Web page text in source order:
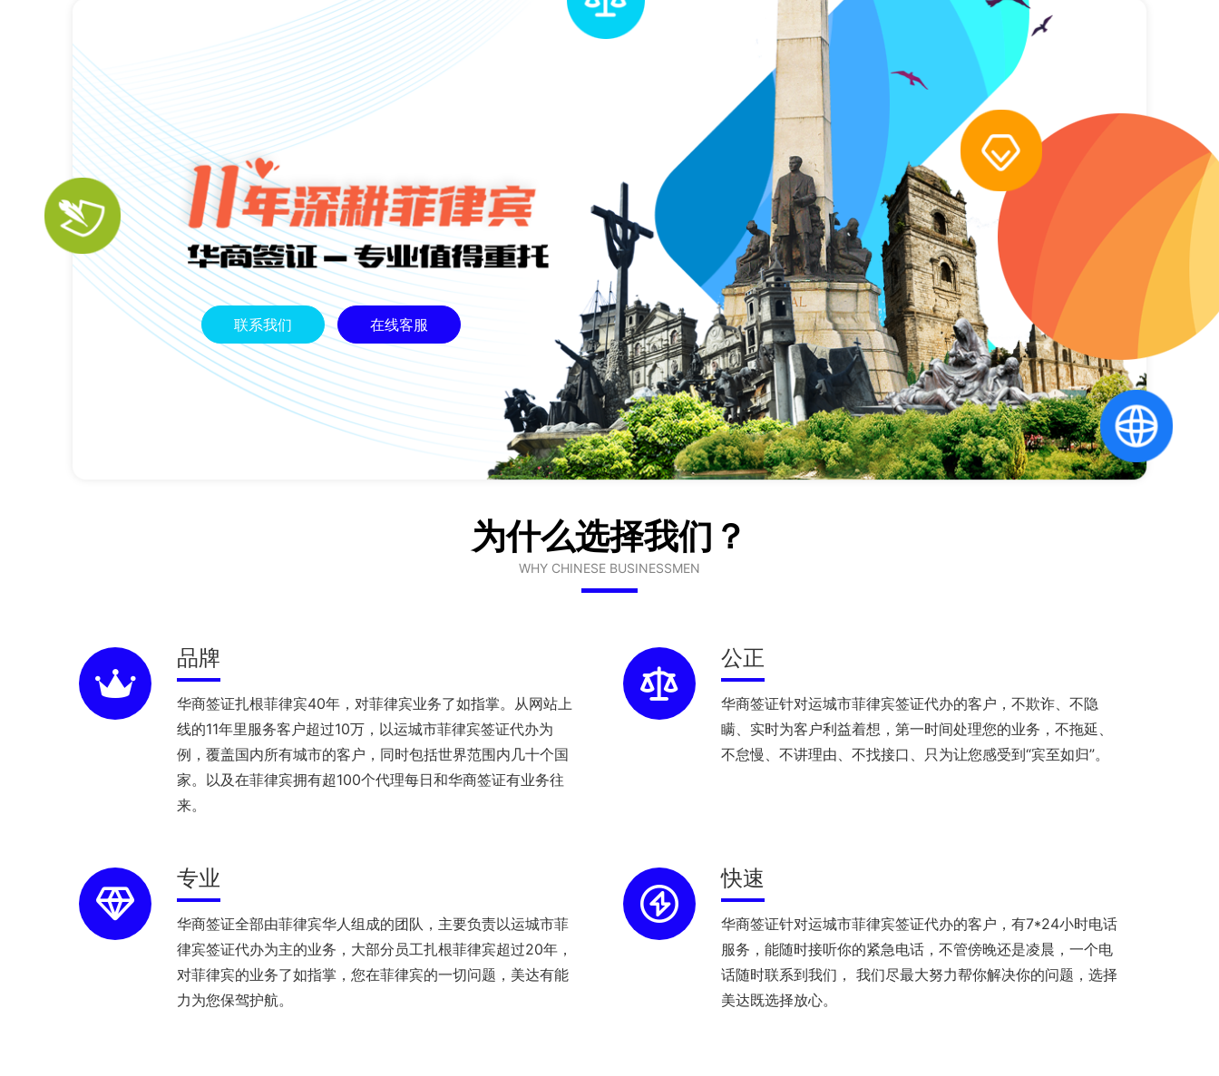
联系我们 在线客服
为什么选择我们？
WHY CHINESE BUSINESSMEN
品牌
华商签证扎根菲律宾40年，对菲律宾业务了如指掌。从网站上
线的11年里服务客户超过10万，以运城市菲律宾签证代办为
例，覆盖国内所有城市的客户，同时包括世界范围内几十个国
家。以及在菲律宾拥有超100个代理每日和华商签证有业务往
来。
公正
华商签证针对运城市菲律宾签证代办的客户，不欺诈、不隐
瞒、实时为客户利益着想，第一时间处理您的业务，不拖延、
不怠慢、不讲理由、不找接口、只为让您感受到“宾至如归”。
专业
华商签证全部由菲律宾华人组成的团队，主要负责以运城市菲
律宾签证代办为主的业务，大部分员工扎根菲律宾超过20年，
对菲律宾的业务了如指掌，您在菲律宾的一切问题，美达有能
力为您保驾护航。
快速
华商签证针对运城市菲律宾签证代办的客户，有7*24小时电话
服务，能随时接听你的紧急电话，不管傍晚还是凌晨，一个电
话随时联系到我们， 我们尽最大努力帮你解决你的问题，选择
美达既选择放心。